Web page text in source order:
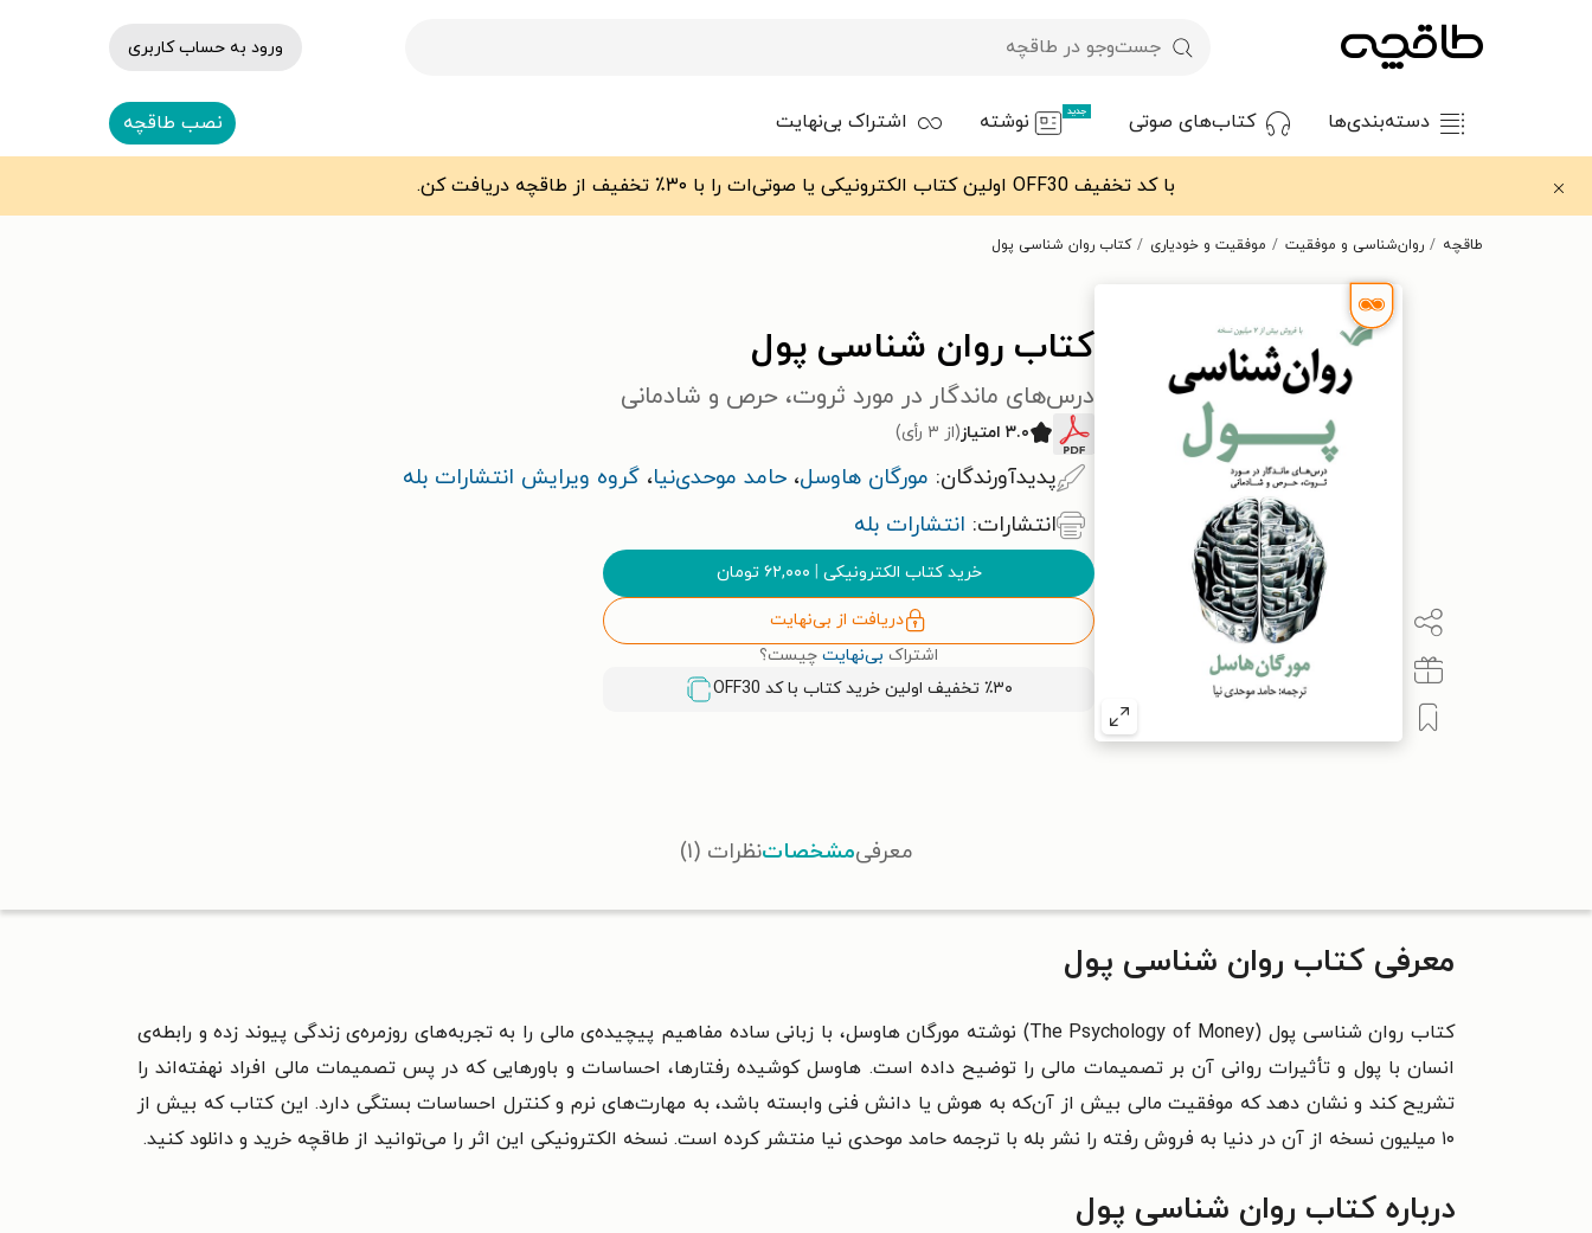
ورود به حساب کاربری
دسته‌بندی‌ها کتاب‌های صوتی جدید نوشته اشتراک بی‌نهایت نصب طاقچه
با کد تخفیف OFF30 اولین کتاب الکترونیکی یا صوتی‌ات را با ۳۰٪ تخفیف از طاقچه دریافت کن.
طاقچه روان‌شناسی و موفقیت موفقیت و خودیاری کتاب روان شناسی پول
کتاب روان شناسی پول
درس‌های ماندگار در مورد ثروت، حرص و شادمانی
۳.۰ امتیاز (از ۳ رأی)
پدیدآورندگان: مورگان هاوسل، حامد موحدی‌نیا، گروه ویرایش انتشارات بله
انتشارات: انتشارات بله
خرید کتاب الکترونیکی ۶۲,۰۰۰ تومان
دریافت از بی‌نهایت
اشتراک بی‌نهایت چیست؟
٪۳۰ تخفیف اولین خرید کتاب با کد
OFF30
معرفیمشخصاتنظرات (۱)
معرفی کتاب روان شناسی پول
کتاب روان شناسی پول (The Psychology of Money) نوشته مورگان هاوسل، با زبانی ساده مفاهیم پیچیده‌ی مالی را به تجربه‌های روزمره‌ی زندگی پیوند زده و رابطه‌ی
انسان با پول و تأثیرات روانی آن بر تصمیمات مالی را توضیح داده است. هاوسلکوشیده رفتارها، احساسات و باورهایی که در پس تصمیمات مالی افراد نهفته‌اند را
تشریح کند ونشان دهد که موفقیت مالی بیش از آن‌که به هوش یا دانش فنی وابسته باشد، به مهارت‌های نرم و کنترل احساسات بستگی دارد. این کتاب که بیش از
۱۰ میلیون نسخه از آن در دنیا به فروش رفته را نشر بله با ترجمه حامد موحدی‌ نیا منتشر کرده است.
نسخه الکترونیکی این اثر را می‌توانید از طاقچه خرید و دانلود کنید.
درباره کتاب روان شناسی پول